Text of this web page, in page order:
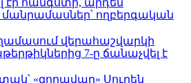
մանրամասներ՝ ողբերգական
վերահաշվարկի
7-ը ճանաչվել է
«զորավար» Սուրեն